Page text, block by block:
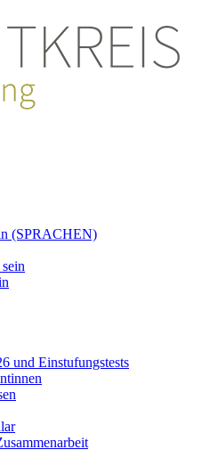
(SPRACHEN)
und Einstufungstests